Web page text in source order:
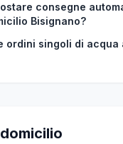
consegne
Bisignano?
ordini singoli di acqua